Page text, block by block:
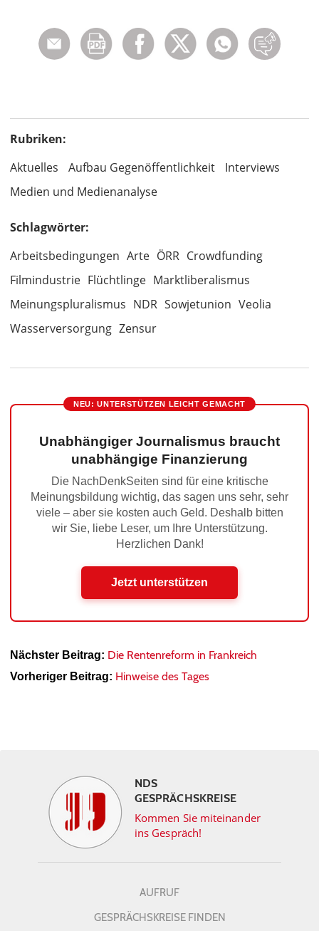
Rubriken:
Aktuelles
Aufbau Gegenöffentlichkeit
Interviews
Medien und Medienanalyse
Schlagwörter:
Arbeitsbedingungen Arte ÖRR Crowdfunding
Filmindustrie Flüchtlinge Marktliberalismus
Meinungspluralismus NDR Sowjetunion Veolia
Wasserversorgung Zensur
NEU: UNTERSTÜTZEN LEICHT GEMACHT
Unabhängiger Journalismus braucht
unabhängige Finanzierung
Die NachDenkSeiten sind für eine kritische
Meinungsbildung wichtig, das sagen uns sehr, sehr
viele – aber sie kosten auch Geld. Deshalb bitten
wir Sie, liebe Leser, um Ihre Unterstützung.
Herzlichen Dank!
Jetzt unterstützen
Nächster Beitrag: Die Rentenreform in Frankreich
Vorheriger Beitrag: Hinweise des Tages
NDS
GESPRÄCHSKREISE
Kommen Sie miteinander
ins Gespräch!
AUFRUF
GESPRÄCHSKREISE FINDEN